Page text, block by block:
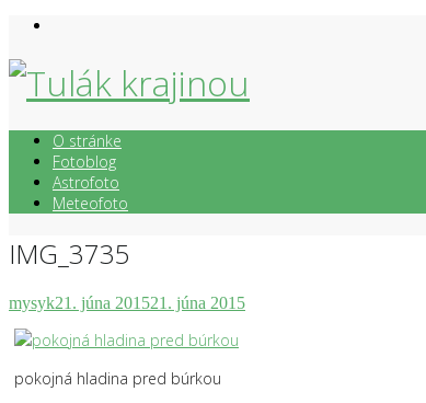
Skip
content
O stránke
Fotoblog
Astrofoto
Meteofoto
IMG_3735
mysyk21. júna 201521. júna 2015
pokojná hladina pred búrkou